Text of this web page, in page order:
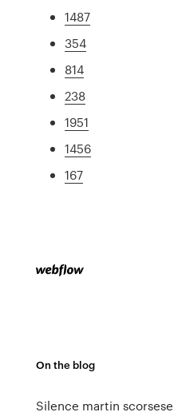
1487
354
814
238
1951
1456
167
On the blog
Silence martin scorsese